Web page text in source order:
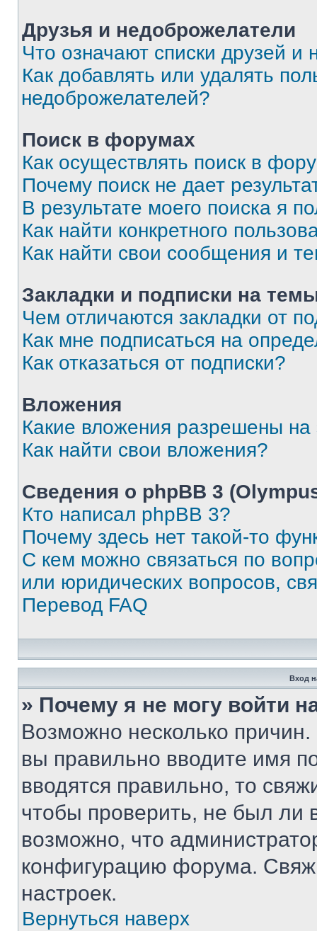
Друзья и недоброжелатели
Что означают списки друзей и
Как добавлять или удалять
недоброжелателей?
Поиск в форумах
Как осуществлять поиск в
Почему поиск не дает
В результате моего поиска я
Как найти конкретного
Как найти свои сообщения и
Закладки и подписки на
Чем отличаются закладки от
Как мне подписаться на
Как отказаться от подписки?
Вложения
Какие вложения разрешены
Как найти свои вложения?
Сведения о phpBB 3
Кто написал phpBB 3?
Почему здесь нет такой-то
С кем можно связаться по
или юридических вопросов,
Перевод FAQ
Вход
» Почему я не могу войти
Возможно несколько
вы правильно вводите имя
вводятся правильно, то
чтобы проверить, не был ли
возможно, что
конфигурацию форума.
настроек.
Вернуться наверх